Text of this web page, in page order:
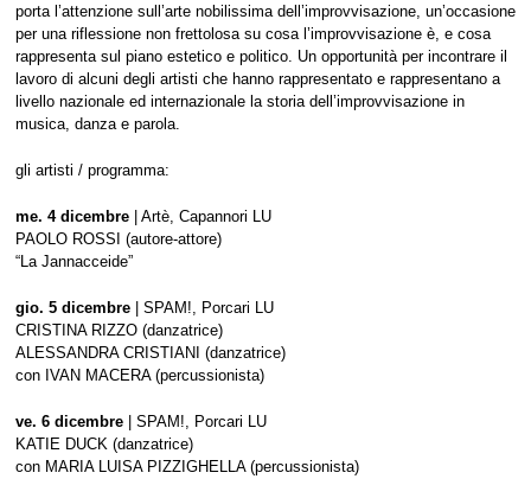
contatti
Cerca
per:
porta l’attenzione sull’arte nobilissima dell’improvvisazione, un’occasione
per una riflessione non frettolosa su cosa l’improvvisazione è, e cosa
rappresenta sul piano estetico e politico. Un opportunità per incontrare il
lavoro di alcuni degli artisti che hanno rappresentato e rappresentano a
livello nazionale ed internazionale la storia dell’improvvisazione in
musica, danza e parola.
gli artisti / programma:
me. 4 dicembre | Artè, Capannori LU
PAOLO ROSSI (autore-attore)
“La Jannacceide”
gio. 5 dicembre | SPAM!, Porcari LU
CRISTINA RIZZO (danzatrice)
ALESSANDRA CRISTIANI (danzatrice)
con IVAN MACERA (percussionista)
ve. 6 dicembre | SPAM!, Porcari LU
KATIE DUCK (danzatrice)
con MARIA LUISA PIZZIGHELLA (percussionista)